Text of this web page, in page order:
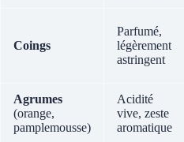
Coings
Parfumé,
légèrement
astringent
Agrumes
(orange,
pamplemousse)
Acidité
vive, zeste
aromatique